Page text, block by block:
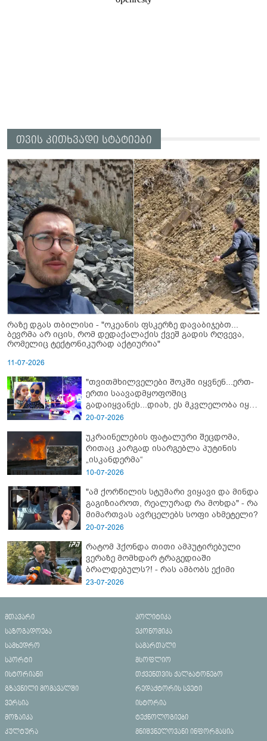
თვის კითხვადი სტატიები
რაზე დგას თბილისი - "ოკეანის ფსკერზე დავაბიჯებთ...
ბევრმა არ იცის, რომ დედაქალაქის ქვეშ გადის რღვევა,
რომელიც ტექტონიკურად აქტიურია"
11-07-2026
"თვითმხილველები შოკში იყვნენ...ერთ-
ერთი საავადმყოფოშიც
გადაიყვანეს...დიახ, ეს მკვლელობა იყო"
- გორში დატრიალებული ტრაგედიის
20-07-2026
უკრაინელების ფატალური შეცდომა,
რითაც კარგად ისარგებლა პუტინის
„ისკანდერმა“
10-07-2026
"ამ ქორწილის სტუმარი ვიყავი და მინდა
გაგიზიაროთ, რეალურად რა მოხდა" - რა
მიმართვას ავრცელებს სოფი ახმეტელი?
20-07-2026
რატომ ჰქონდა თითი ამპუტირებული
ვერაზე მომხდარ ტრაგედიაში
ბრალდებულს?! - რას ამბობს ექიმი
23-07-2026
მთავარი
პოლიტიკა
საზოგადოება
ეკონომიკა
სამხედრო
სამართალი
სპორტი
მსოფლიო
ისტორიანი
თქვენთვის ქალბატონებო
გზავნილი მომავალში
რედაქტორის სვეტი
ვერსია
ისტორია
მოზაიკა
ტექნოლოგიები
კულტურა
მნიშვნელოვანი ინფორმაცია